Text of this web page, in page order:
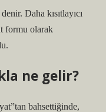
Daha kısıtlayıcı
formu olarak
ne gelir?
bahsettiğinde,